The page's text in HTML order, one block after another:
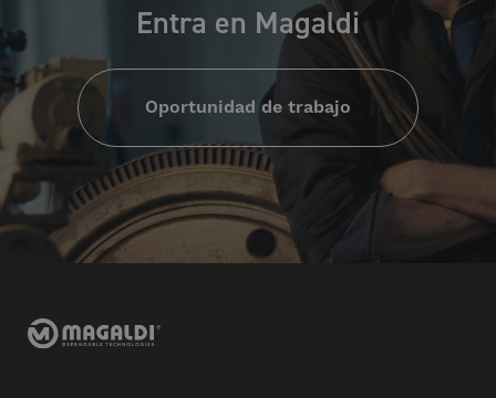
Entra en Magaldi
Oportunidad de trabajo